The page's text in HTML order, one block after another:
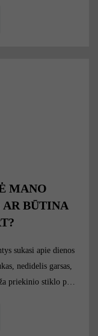
MANO
BŪTINA
sukasi apie dienos
nedidelis garsas,
priekinio stiklo p…